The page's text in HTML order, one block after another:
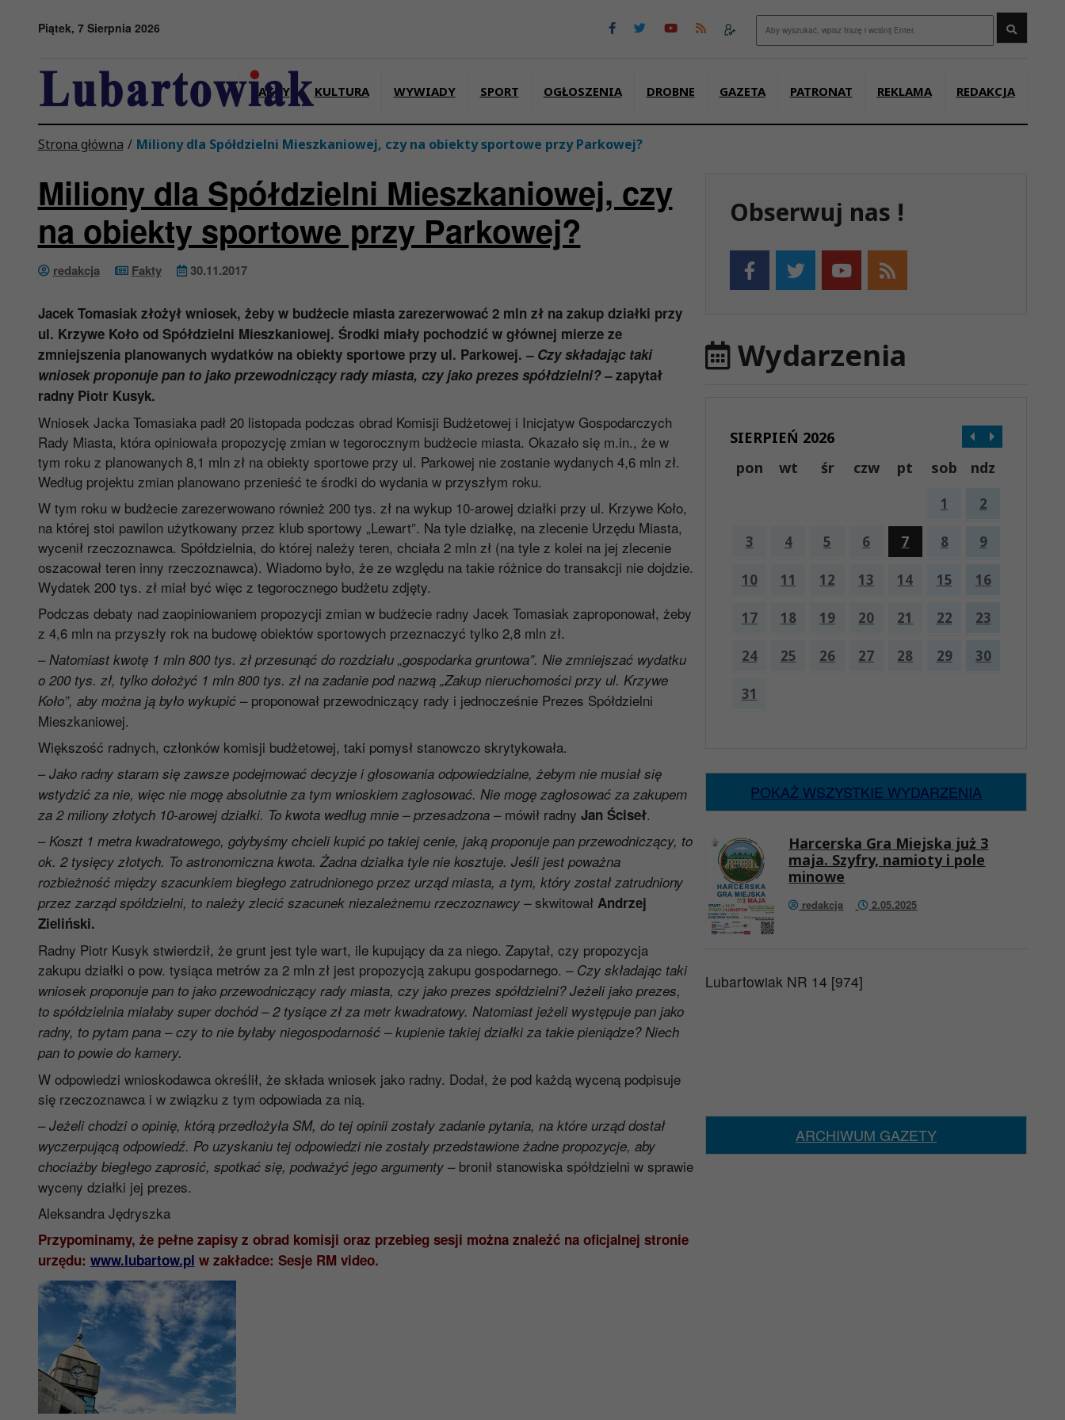
Piątek, 7 Sierpnia 2026
FAKTY KULTURA WYWIADY SPORT OGŁOSZENIA DROBNE GAZETA PATRONAT REKLAMA REDAKCJA
Strona główna / Miliony dla Spółdzielni Mieszkaniowej, czy na obiekty sportowe przy Parkowej?
Miliony dla Spółdzielni Mieszkaniowej, czy
na obiekty sportowe przy Parkowej?
redakcja Fakty 30.11.2017
Jacek Tomasiak złożył wniosek, żeby w budżecie miasta zarezerwować 2 mln zł na zakup działki przy
ul. Krzywe Koło od Spółdzielni Mieszkaniowej. Środki miały pochodzić w głównej mierze ze
zmniejszenia planowanych wydatków na obiekty sportowe przy ul. Parkowej. – Czy składając taki
wniosek proponuje pan to jako przewodniczący rady miasta, czy jako prezes spółdzielni? –zapytał
radny Piotr Kusyk.
Wniosek Jacka Tomasiaka padł 20 listopada podczas obrad Komisji Budżetowej i Inicjatyw Gospodarczych
Rady Miasta, która opiniowała propozycję zmian w tegorocznym budżecie miasta. Okazało się m.in., że w
tym roku z planowanych 8,1 mln zł na obiekty sportowe przy ul. Parkowej nie zostanie wydanych 4,6 mln zł.
Według projektu zmian planowano przenieść te środki do wydania w przyszłym roku.
W tym roku w budżecie zarezerwowano również 200 tys. zł na wykup 10-arowej działki przy ul. Krzywe Koło,
na której stoi pawilon użytkowany przez klub sportowy „Lewart”. Na tyle działkę, na zlecenie Urzędu Miasta,
wycenił rzeczoznawca. Spółdzielnia, do której należy teren, chciała 2 mln zł (na tyle z kolei na jej zlecenie
oszacował teren inny rzeczoznawca). Wiadomo było, że ze względu na takie różnice do transakcji nie dojdzie.
Wydatek 200 tys. zł miał być więc z tegorocznego budżetu zdjęty.
Podczas debaty nad zaopiniowaniem propozycji zmian w budżecie radny Jacek Tomasiak zaproponował, żeby
z 4,6 mln na przyszły rok na budowę obiektów sportowych przeznaczyć tylko 2,8 mln zł.
–Natomiast kwotę 1 mln 800 tys. zł przesunąć do rozdziału „gospodarka gruntowa”. Nie zmniejszać wydatku
o 200 tys. zł, tylko dołożyć 1 mln 800 tys. zł na zadanie pod nazwą „Zakup nieruchomości przy ul. Krzywe
Koło”, aby można ją było wykupić – proponował przewodniczący rady i jednocześnie Prezes Spółdzielni
Mieszkaniowej.
Większość radnych, członków komisji budżetowej, taki pomysł stanowczo skrytykowała.
–Jako radny staram się zawsze podejmować decyzje i głosowania odpowiedzialne, żebym nie musiał się
wstydzić za nie, więc nie mogę absolutnie za tym wnioskiem zagłosować. Nie mogę zagłosować za zakupem
za 2 miliony złotych 10-arowej działki. To kwota według mnie – przesadzona – mówił radny Jan Ściseł.
–Koszt 1 metra kwadratowego, gdybyśmy chcieli kupić po takiej cenie, jaką proponuje pan przewodniczący, to
ok. 2 tysięcy złotych. To astronomiczna kwota. Żadna działka tyle nie kosztuje. Jeśli jest poważna
rozbieżność między szacunkiem biegłego zatrudnionego przez urząd miasta, a tym, który został zatrudniony
przez zarząd spółdzielni, to należy zlecić szacunek niezależnemu rzeczoznawcy –skwitował Andrzej
Zieliński.
Radny Piotr Kusyk stwierdził, że grunt jest tyle wart, ile kupujący da za niego. Zapytał, czy propozycja
zakupu działki o pow. tysiąca metrów za 2 mln zł jest propozycją zakupu gospodarnego. – Czy składając taki
wniosek proponuje pan to jako przewodniczący rady miasta, czy jako prezes spółdzielni? Jeżeli jako prezes,
to spółdzielnia miałaby super dochód – 2 tysiące zł za metr kwadratowy. Natomiast jeżeli występuje pan jako
radny, to pytam pana – czy to nie byłaby niegospodarność – kupienie takiej działki za takie pieniądze? Niech
pan to powie do kamery.
W odpowiedzi wnioskodawca określił, że składa wniosek jako radny. Dodał, że pod każdą wyceną podpisuje
się rzeczoznawca i w związku z tym odpowiada za nią.
–Jeżeli chodzi o opinię, którą przedłożyła SM, do tej opinii zostały zadanie pytania, na które urząd dostał
wyczerpującą odpowiedź. Po uzyskaniu tej odpowiedzi nie zostały przedstawione żadne propozycje, aby
chociażby biegłego zaprosić, spotkać się, podważyć jego argumenty– bronił stanowiska spółdzielni w sprawie
wyceny działki jej prezes.
Aleksandra Jędryszka
Przypominamy, że pełne zapisy z obrad komisji oraz przebieg sesji można znaleźć na oficjalnej stronie
urzędu: www.lubartow.pl w zakładce: Sesje RM video.
Obserwuj nas !
Wydarzenia
SIERPIEŃ 2026
pon
wt śr czw pt sob ndz
1 2
3 4 5 6 7 8 9
10 11 12 13 14 15 16
17 18 19 20 21 22 23
24 25 26 27 28 29 30
31
POKAŻ WSZYSTKIE WYDARZENIA
Harcerska Gra Miejska już 3
maja. Szyfry, namioty i pole
minowe
redakcja 2.05.2025
Lubartowiak NR 14 [974]
ARCHIWUM GAZETY